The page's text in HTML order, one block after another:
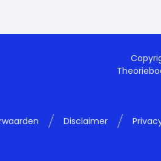
Disclaimer